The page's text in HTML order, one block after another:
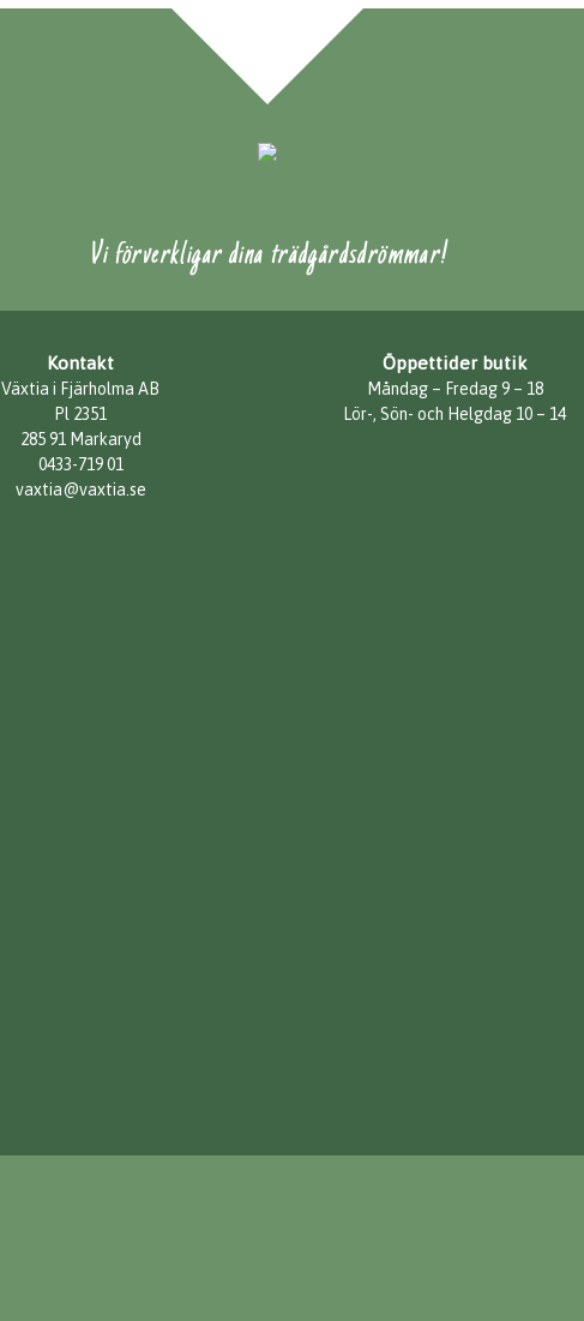
Vi förverkligar dina trädgårdsdrömmar!
Kontakt
Växtia i Fjärholma AB
Pl 2351
285 91 Markaryd
0433-719 01
vaxtia@vaxtia.se
Öppettider butik
Måndag – Fredag 9 – 18
Lör-, Sön- och Helgdag 10 – 14